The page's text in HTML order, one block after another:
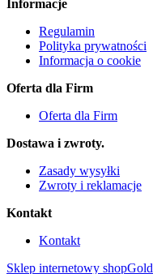
Informacje
Regulamin
Polityka prywatności
Informacja o cookie
Oferta dla Firm
Oferta dla Firm
Dostawa i zwroty.
Zasady wysyłki
Zwroty i reklamacje
Kontakt
Kontakt
Sklep internetowy shopGold